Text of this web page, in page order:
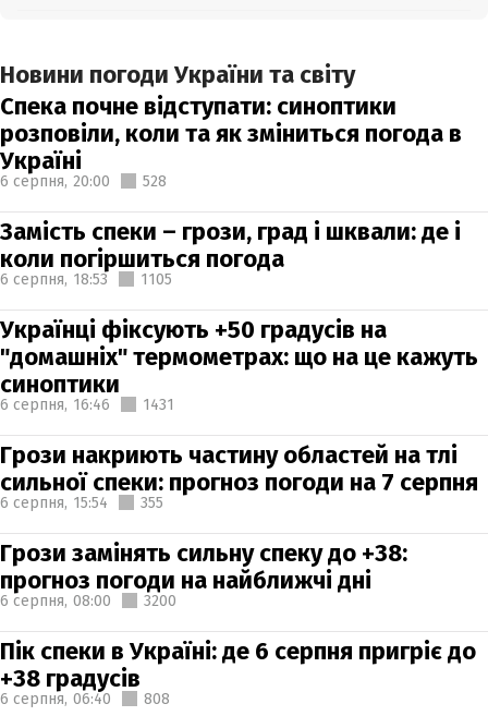
Новини погоди України та світу
Спека почне відступати: синоптики
розповіли, коли та як зміниться погода в
Україні
6 серпня, 20:00 528
Замість спеки – грози, град і шквали: де і
коли погіршиться погода
6 серпня, 18:53 1105
Українці фіксують +50 градусів на
"домашніх" термометрах: що на це кажуть
синоптики
6 серпня, 16:46 1431
Грози накриють частину областей на тлі
сильної спеки: прогноз погоди на 7 серпня
6 серпня, 15:54 355
Грози замінять сильну спеку до +38:
прогноз погоди на найближчі дні
6 серпня, 08:00 3200
Пік спеки в Україні: де 6 серпня пригріє до
+38 градусів
6 серпня, 06:40 808